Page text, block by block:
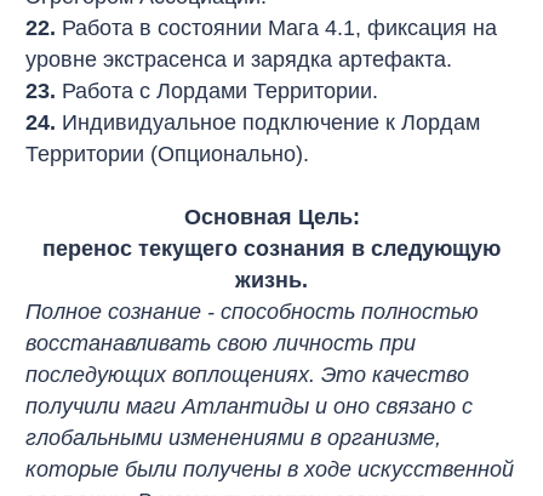
22. Работа в состоянии Мага 4.1, фиксация на
уровне экстрасенса и зарядка артефакта.
23. Работа с Лордами Территории.
24. Индивидуальное подключение к Лордам
Территории (Опционально).
Основная Цель:
перенос текущего сознания в следующую
жизнь.
Полное сознание - способность полностью
восстанавливать свою личность при
последующих воплощениях. Это качество
получили маги Атлантиды и оно связано с
глобальными изменениями в организме,
которые были получены в ходе искусственной